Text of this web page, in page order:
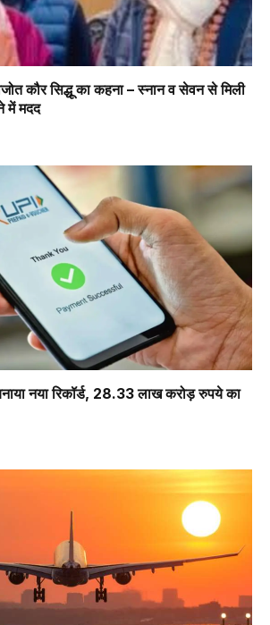
कौर सिद्धू का कहना – स्नान व सेवन से मिली
में मदद
नया रिकॉर्ड, 28.33 लाख करोड़ रुपये का